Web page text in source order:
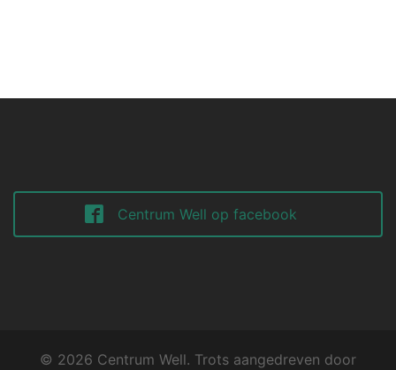
Centrum Well op facebook
© 2026 Centrum Well. Trots aangedreven door